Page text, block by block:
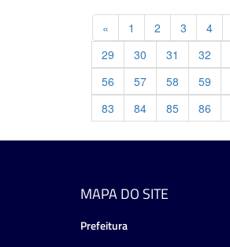
« Previous
1 2 3 4
29
30 31 32
56
57 58 59
83
84 85 86
MAPA DO SITE
Prefeitura